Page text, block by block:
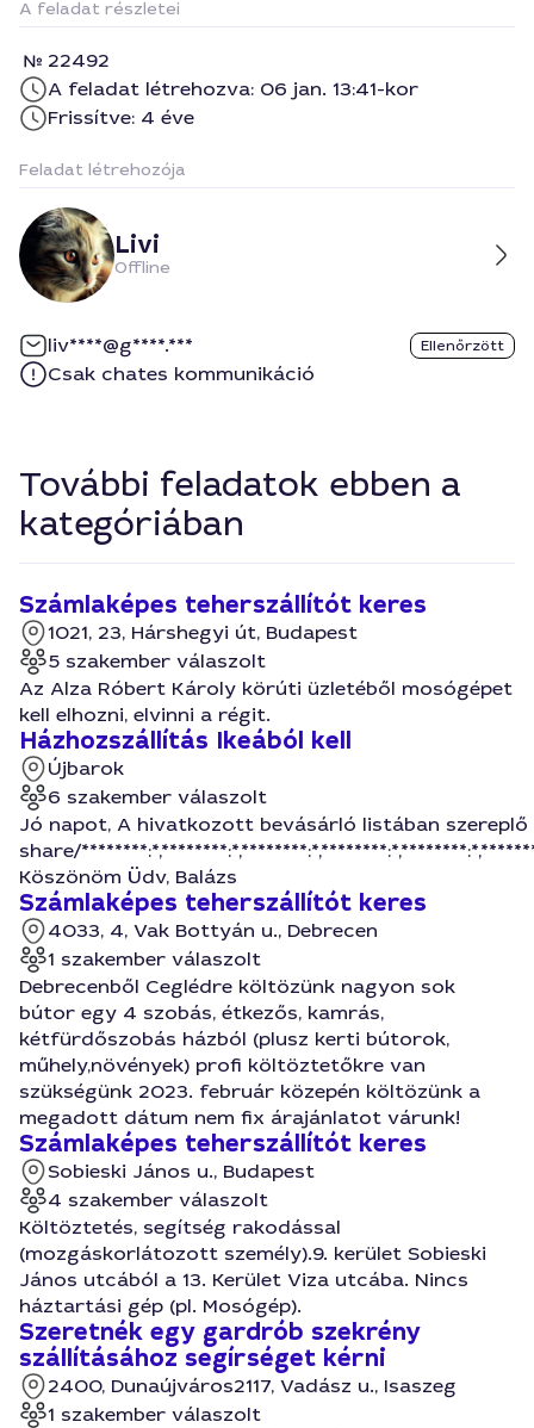
A feladat részletei
22492
A feladat létrehozva: 06 jan. 13:41-kor
Frissítve: 4 éve
Feladat létrehozója
Livi
Offline
liv****@g****.*** Ellenőrzött
Csak chates kommunikáció
További feladatok ebben a
kategóriában
Számlaképes teherszállítót keres
1021, 23, Hárshegyi út, Budapest
5 szakember válaszolt
Az Alza Róbert Károly körúti üzletéből mosógépet
kell elhozni, elvinni a régit.
Házhozszállítás Ikeából kell
Újbarok
6 szakember válaszolt
Jó napot, A hivatkozott bevásárló listában
share/
Köszönöm Üdv, Balázs
Számlaképes teherszállítót keres
4033, 4, Vak Bottyán u., Debrecen
1 szakember válaszolt
Debrecenből Ceglédre költözünk nagyon sok
bútor egy 4 szobás, étkezős, kamrás,
kétfürdőszobás házból (plusz kerti bútorok,
műhely,növények) profi költöztetőkre van
szükségünk 2023. február közepén költözünk a
megadott dátum nem fix árajánlatot várunk!
Számlaképes teherszállítót keres
Sobieski János u., Budapest
4 szakember válaszolt
Költöztetés, segítség rakodással
(mozgáskorlátozott személy).9. kerület Sobieski
János utcából a 13. Kerület Viza utcába. Nincs
háztartási gép (pl. Mosógép).
Szeretnék egy gardrób szekrény
szállításához segírséget kérni
2400, Dunaújváros2117, Vadász u., Isaszeg
1 szakember válaszolt